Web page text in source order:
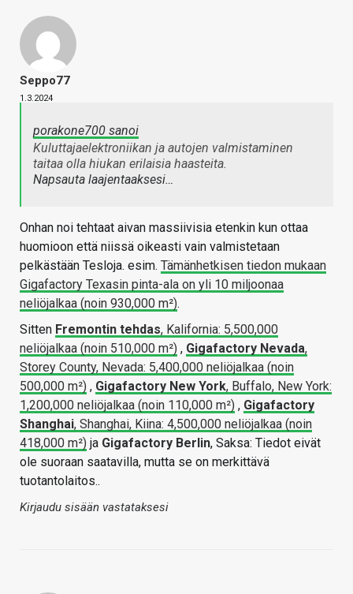
Seppo77
1.3.2024
porakone700 sanoi
Kuluttajaelektroniikan ja autojen valmistaminen
taitaa olla hiukan erilaisia haasteita.
Napsauta laajentaaksesi…
Onhan noi tehtaat aivan massiivisia etenkin kun ottaa
huomioon että niissä oikeasti vain valmistetaan
pelkästään Tesloja. esim. Tämänhetkisen tiedon mukaan
Gigafactory Texasin pinta-ala on yli 10 miljoonaa
neliöjalkaa (noin 930,000 m²).
Sitten Fremontin tehdas, Kalifornia: 5,500,000
neliöjalkaa (noin 510,000 m²) , Gigafactory Nevada,
Storey County, Nevada: 5,400,000 neliöjalkaa (noin
500,000 m²) , Gigafactory New York, Buffalo, New York:
1,200,000 neliöjalkaa (noin 110,000 m²) , Gigafactory
Shanghai, Shanghai, Kiina: 4,500,000 neliöjalkaa (noin
418,000 m²) ja Gigafactory Berlin, Saksa: Tiedot eivät
ole suoraan saatavilla, mutta se on merkittävä
tuotantolaitos..
Kirjaudu sisään vastataksesi